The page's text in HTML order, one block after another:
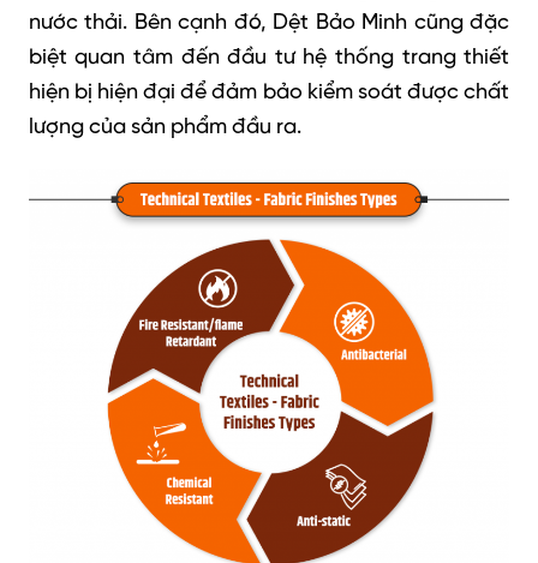
nước thải. Bên cạnh đó, Dệt Bảo Minh cũng đặc
biệt quan tâm đến đầu tư hệ thống trang thiết
hiện bị hiện đại để đảm bảo kiểm soát được chất
lượng của sản phẩm đầu ra.